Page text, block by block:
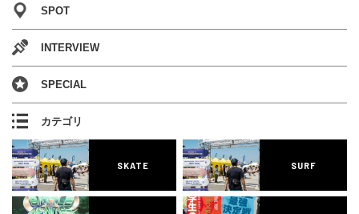
SPOT
INTERVIEW
SPECIAL
カテゴリ
SKATE SURF